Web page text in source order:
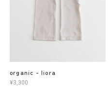
organic - liora
¥3,300